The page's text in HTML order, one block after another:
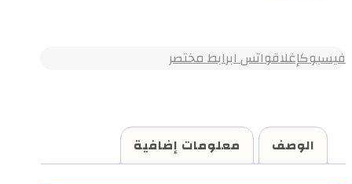
فيسبوكإغلاقواتس ابرابط مختصر
الوصف معلومات إضافية